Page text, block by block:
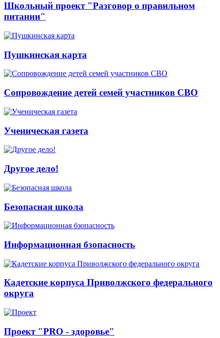
Школьный проект "Разговор о правильном
питании"
Пушкинская карта
Сопровождение детей семей участников СВО
Ученическая газета
Другое дело!
Безопасная школа
Информационная бзопасность
Кадетские корпуса Приволжского федерального
округа
Проект "PRO - здоровье"